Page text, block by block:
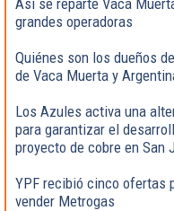
grandes operadoras
Quiénes son los dueños
de Vaca Muerta y
Los Azules activa una
para garantizar el
proyecto de cobre en San
YPF recibió cinco ofertas
vender Metrogas